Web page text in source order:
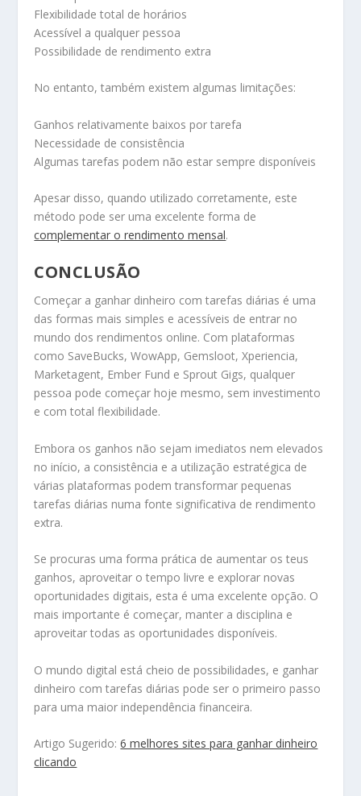
Flexibilidade total de horários
Acessível a qualquer pessoa
Possibilidade de rendimento extra
No entanto, também existem algumas limitações:
Ganhos relativamente baixos por tarefa
Necessidade de consistência
Algumas tarefas podem não estar sempre disponíveis
Apesar disso, quando utilizado corretamente, este
método pode ser uma excelente forma de
complementar o rendimento mensal.
CONCLUSÃO
Começar a ganhar dinheiro com tarefas diárias é uma
das formas mais simples e acessíveis de entrar no
mundo dos rendimentos online. Com plataformas
como SaveBucks, WowApp, Gemsloot, Xperiencia,
Marketagent, Ember Fund e Sprout Gigs, qualquer
pessoa pode começar hoje mesmo, sem investimento
e com total flexibilidade.
Embora os ganhos não sejam imediatos nem elevados
no início, a consistência e a utilização estratégica de
várias plataformas podem transformar pequenas
tarefas diárias numa fonte significativa de rendimento
extra.
Se procuras uma forma prática de aumentar os teus
ganhos, aproveitar o tempo livre e explorar novas
oportunidades digitais, esta é uma excelente opção. O
mais importante é começar, manter a disciplina e
aproveitar todas as oportunidades disponíveis.
O mundo digital está cheio de possibilidades, e ganhar
dinheiro com tarefas diárias pode ser o primeiro passo
para uma maior independência financeira.
Artigo Sugerido:6 melhores sites para ganhar dinheiro
clicando